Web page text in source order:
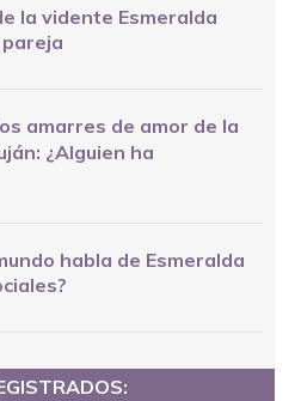
la vidente Esmeralda
amarres de amor de la
¿Alguien ha
habla de Esmeralda